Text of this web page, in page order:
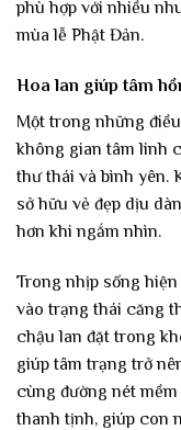
phù hợp với nhiều
mùa lễ Phật Đản.
Hoa lan giúp tâm
Một trong những
không gian tâm linh
thư thái và bình yên.
sở hữu vẻ đẹp dịu
hơn khi ngắm nhìn.
Trong nhịp sống
vào trạng thái căng
chậu lan đặt trong
giúp tâm trạng trở
cùng đường nét
thanh tịnh, giúp con